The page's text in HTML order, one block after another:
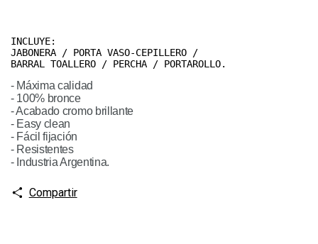
INCLUYE:
JABONERA / PORTA VASO-CEPILLERO /
BARRAL TOALLERO / PERCHA / PORTAROLLO.
- Máxima calidad
- 100% bronce
- Acabado cromo brillante
- Easy clean
- Fácil fijación
- Resistentes
- Industria Argentina.
Compartir